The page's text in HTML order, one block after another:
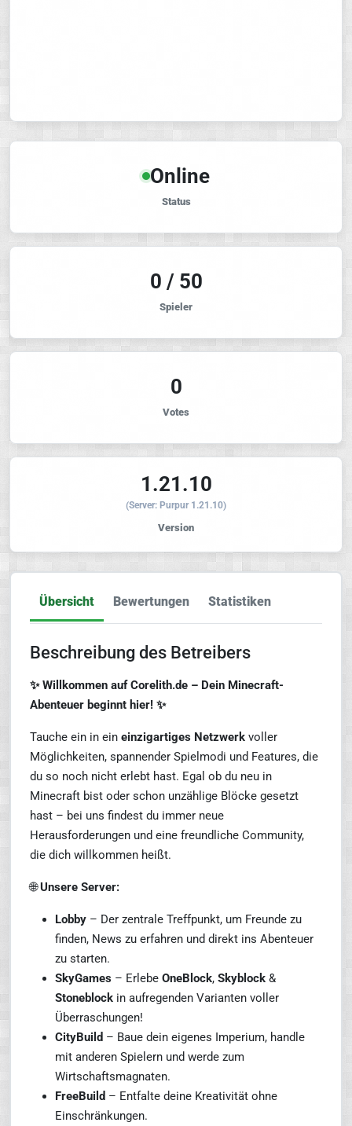
Online
Status
0 / 50
Spieler
0
Votes
1.21.10
(Server: Purpur 1.21.10)
Version
Übersicht Bewertungen Statistiken
Beschreibung des Betreibers
✨ Willkommen auf Corelith.de – Dein Minecraft-
Abenteuer beginnt hier! ✨
Tauche ein in ein einzigartiges Netzwerk voller
Möglichkeiten, spannender Spielmodi und Features, die
du so noch nicht erlebt hast. Egal ob du neu in
Minecraft bist oder schon unzählige Blöcke gesetzt
hast – bei uns findest du immer neue
Herausforderungen und eine freundliche Community,
die dich willkommen heißt.
🌐Unsere Server:
Lobby – Der zentrale Treffpunkt, um Freunde zu
finden, News zu erfahren und direkt ins Abenteuer
zu starten.
SkyGames – Erlebe OneBlock, Skyblock &
Stoneblock in aufregenden Varianten voller
Überraschungen!
CityBuild – Baue dein eigenes Imperium, handle
mit anderen Spielern und werde zum
Wirtschaftsmagnaten.
FreeBuild – Entfalte deine Kreativität ohne
Einschränkungen.